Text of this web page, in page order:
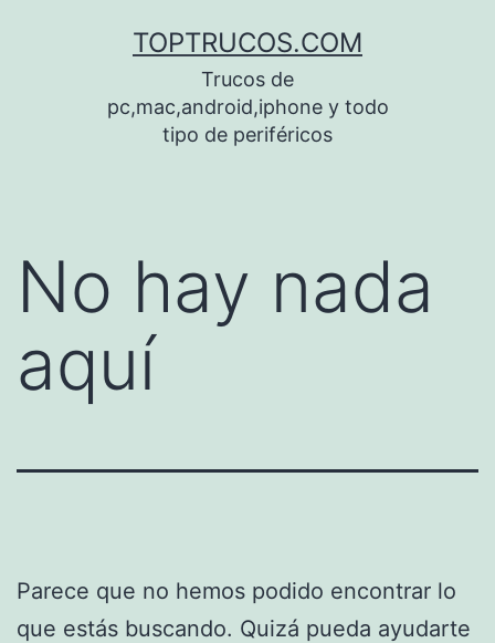
TOPTRUCOS.COM
Trucos de
pc,mac,android,iphone y todo
tipo de periféricos
No hay nada
aquí
Parece que no hemos podido encontrar lo
que estás buscando. Quizá pueda ayudarte